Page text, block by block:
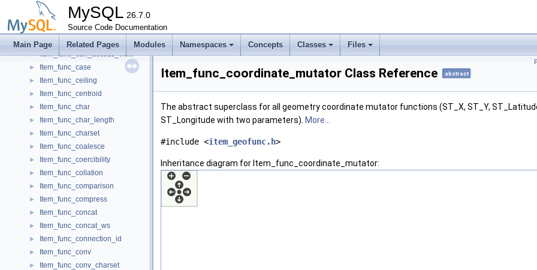
MySQL 26.7.0
Source Code Documentation
Main Page Related Pages Modules Namespaces Concepts Classes Files
Item_func_can_access_table
► Item_func_can_access_trigger
► Item_func_can_access_user
► Item_func_can_access_view
► Item_func_case
► Item_func_ceiling
► Item_func_centroid
► Item_func_char
► Item_func_char_length
► Item_func_charset
► Item_func_coalesce
► Item_func_coercibility
► Item_func_collation
► Item_func_comparison
► Item_func_compress
► Item_func_concat
► Item_func_concat_ws
► Item_func_connection_id
► Item_func_conv
► Item_func_conv_charset
Item_func_coordinate_mutator Class Reference abstract
The abstract superclass for all geometry coordinate mutator functions (ST_X, ST_Y,
ST_Longitude with two parameters). More...
#include <item_geofunc.h>
Inheritance diagram for Item_func_coordinate_mutator: